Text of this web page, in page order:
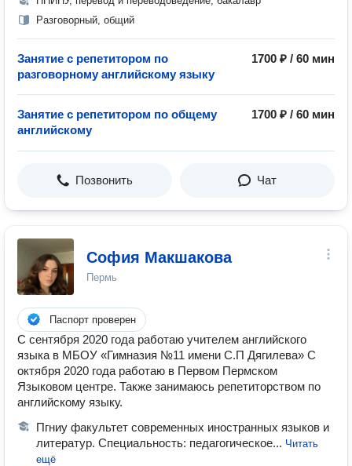
Разговорный, общий
Занятие с репетитором по
разговорному английскому языку
1700 ₽ / 60 мин
Занятие с репетитором по общему
английскому
1700 ₽ / 60 мин
Позвонить Чат
София Макшакова
Пермь
Паспорт проверен
С сентября 2020 года работаю учителем английского
языка в МБОУ «Гимназия №11 имени С.П Дягилева» С
октября 2020 года работаю в Первом Пермском
Языковом центре. Также занимаюсь репетиторством по
английскому языку.
Пгниу факультет современных иностранных языков и
литератур. Специальность: педагогическое... Читать
ещё